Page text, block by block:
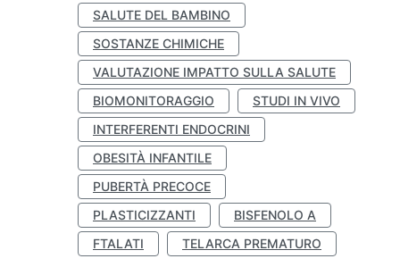
SALUTE DEL BAMBINO
SOSTANZE CHIMICHE
VALUTAZIONE IMPATTO SULLA SALUTE
BIOMONITORAGGIO
STUDI IN VIVO
INTERFERENTI ENDOCRINI
OBESITÀ INFANTILE
PUBERTÀ PRECOCE
PLASTICIZZANTI
BISFENOLO A
FTALATI
TELARCA PREMATURO